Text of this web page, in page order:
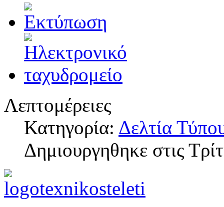
Λεπτομέρειες
Κατηγορία: Δελτία
Δημιουργηθηκε στις